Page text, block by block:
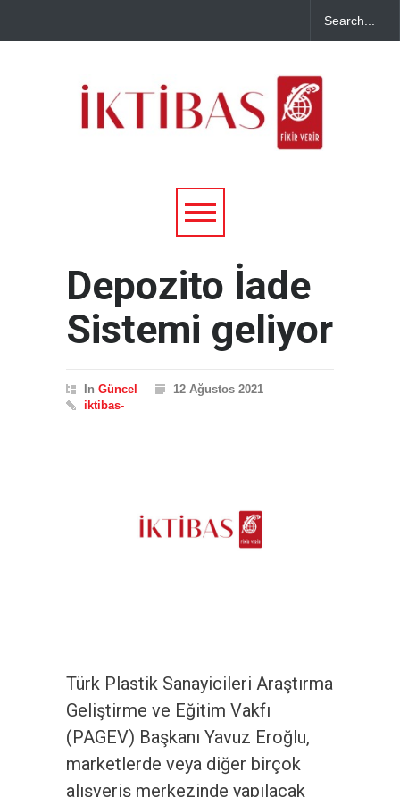
Depozito İade
Sistemi geliyor
In Güncel
12 Ağustos 2021
iktibas-
Türk Plastik Sanayicileri Araştırma
Geliştirme ve Eğitim Vakfı
(PAGEV) Başkanı Yavuz Eroğlu,
marketlerde veya diğer birçok
alışveriş merkezinde yapılacak